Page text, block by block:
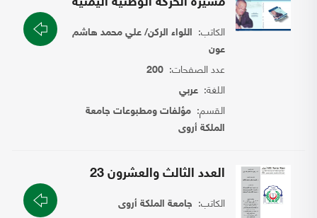
الكاتب: اللواء الركن/ علي محمد هاشم
عون
عدد الصفحات:200
اللغة:عربي
القسم:مؤلفات ومطبوعات جامعة
الملكة أروى
العدد الثالث والعشرون 23
الكاتب: جامعة الملكة أروى